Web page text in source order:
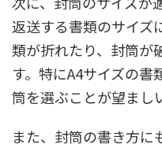
返送する書類のサイズ
類が折れたり、封筒が
す。特にA4サイズの
筒を選ぶことが望まし
また、封筒の書き方に